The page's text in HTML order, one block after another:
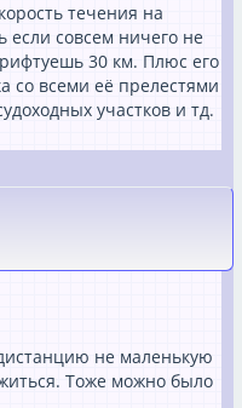
течения на
если совсем ничего не
30 км. Плюс его
со всеми её прелестями
участков и тд.
не маленькую
Тоже можно было